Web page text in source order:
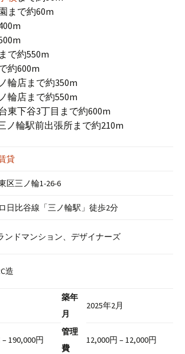
まで約60m
で約550m
約600m
輪店まで約350m
輪店まで約550m
東下谷3丁目まで約600m
ノ輪駅前出張所まで約210m
貸
区三ノ輪1-26-6
日比谷線「三ノ輪駅」徒歩2分
ンドマンション、デザイナーズ
造
築年
月
2025年2月
190,000円
管理
費
12,000円 – 12,000円